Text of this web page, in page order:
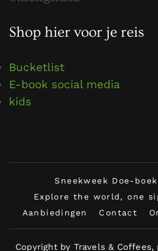
Shop hier voor je reis
Bucketlist
E-book social media
kids
Sneekweek Doe-
Explore the world, one
Aanbiedingen
Contact
Copyright by Travels & Coffees,